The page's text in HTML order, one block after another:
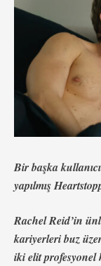
Bir başka
yapılmış
Rachel Reid’in
kariyerleri buz
iki elit profesyonel